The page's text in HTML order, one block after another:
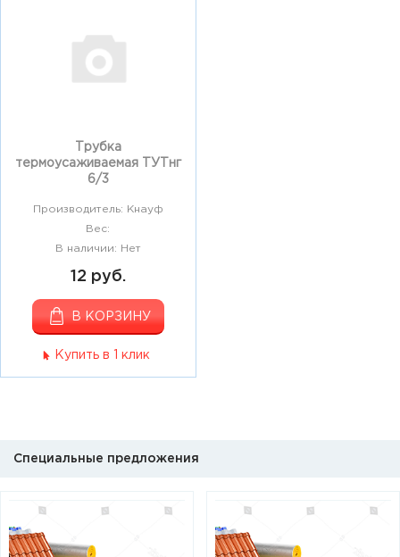
Трубка
термоусаживаемая ТУТнг
6/3
Производитель: Кнауф
Вес:
В наличии: Нет
12 руб.
В КОРЗИНУ
Купить в 1 клик
Специальные предложения